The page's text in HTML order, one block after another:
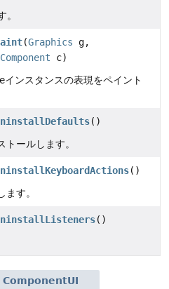
(Graphics g,
c)
インスタンスの表現をペイント
()
ールします。
()
す。
()
ComponentUI